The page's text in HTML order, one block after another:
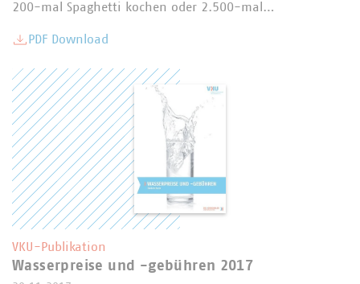
200-mal Spaghetti kochen oder 2.500-mal…
PDF Download
VKU-Publikation
Wasserpreise und -gebühren 2017